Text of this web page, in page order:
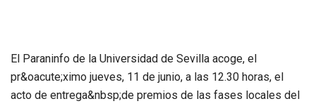
El Paraninfo de la Universidad de Sevilla acoge, el
pr&oacute;ximo jueves, 11 de junio, a las 12.30 horas, el
acto de entrega&nbsp;de premios de las fases locales del